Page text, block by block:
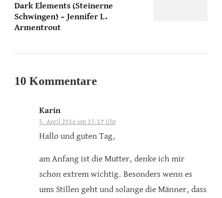
Dark Elements (Steinerne
Schwingen) – Jennifer L.
Armentrout
10 Kommentare
Karin
5. April 2016 um 15:17 Uhr
Hallo und guten Tag,
am Anfang ist die Mutter, denke ich mir
schon extrem wichtig. Besonders wenn es
ums Stillen geht und solange die Männer, dass